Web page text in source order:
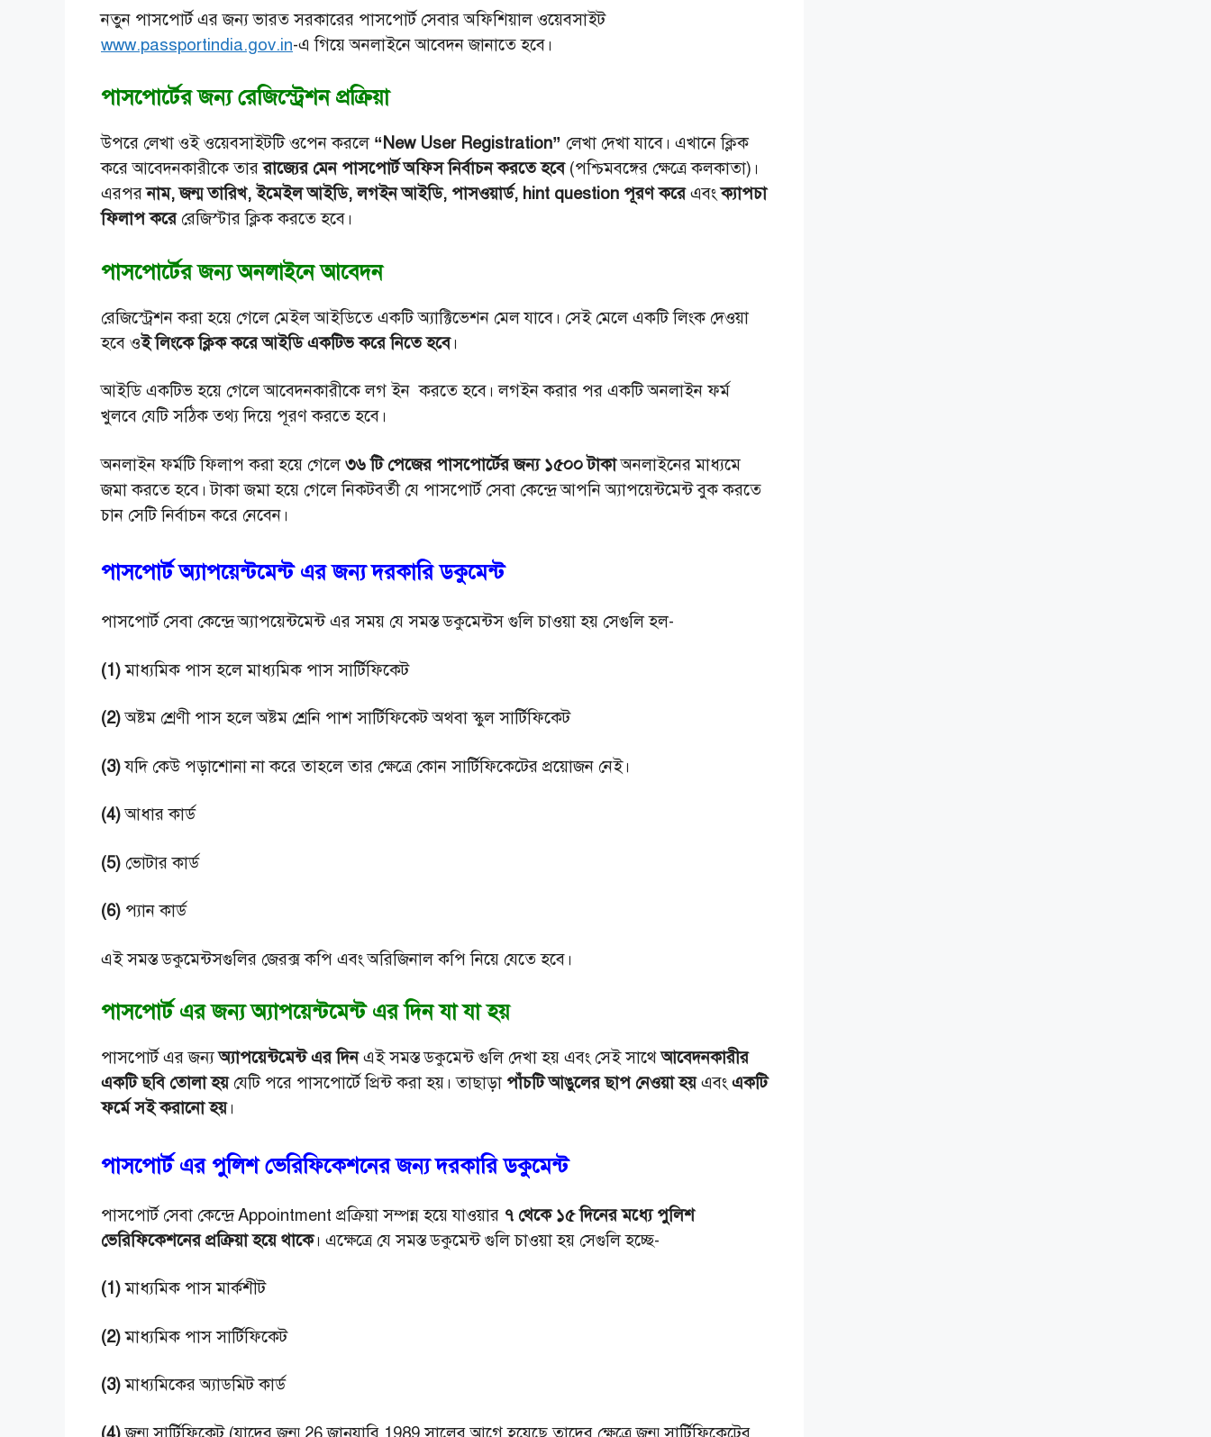
নতুন পাসপোর্ট এর জন্য ভারত সরকারের পাসপোর্ট সেবার অফিশিয়াল ওয়েবসাইট
www.passportindia.gov.in-এ গিয়ে অনলাইনে আবেদন জানাতে হবে।
পাসপোর্টের জন্য রেজিস্ট্রেশন প্রক্রিয়া
উপরে লেখা ওই ওয়েবসাইটটি ওপেন করলে“New User Registration” লেখা দেখা যাবে। এখানে ক্লিক
করে আবেদনকারীকে তাররাজ্যের মেন পাসপোর্ট অফিস নির্বাচন করতে হবে(পশ্চিমবঙ্গের ক্ষেত্রে কলকাতা)।
এরপরনাম, জন্ম তারিখ, ইমেইল আইডি, লগইন আইডি, পাসওয়ার্ড, hint question পূরণ করেএবংক্যাপচা
ফিলাপ করেরেজিস্টার ক্লিক করতে হবে।
পাসপোর্টের জন্য অনলাইনে আবেদন
রেজিস্ট্রেশন করা হয়ে গেলে মেইল আইডিতে একটি অ্যাক্টিভেশন মেল যাবে। সেই মেলে একটি লিংক দেওয়া
হবে ওই লিংকে ক্লিক করে আইডি একটিভ করে নিতে হবে।
আইডি একটিভ হয়ে গেলে আবেদনকারীকে লগ ইন করতে হবে। লগইন করার পর একটি অনলাইন ফর্ম
খুলবে যেটি সঠিক তথ্য দিয়ে পূরণ করতে হবে।
অনলাইন ফর্মটি ফিলাপ করা হয়ে গেলে৩৬ টি পেজের পাসপোর্টের জন্য ১৫০০ টাকাঅনলাইনের মাধ্যমে
জমা করতে হবে। টাকা জমা হয়ে গেলে নিকটবর্তী যে পাসপোর্ট সেবা কেন্দ্রে আপনি অ্যাপয়েন্টমেন্ট বুক করতে
চান সেটি নির্বাচন করে নেবেন।
পাসপোর্ট অ্যাপয়েন্টমেন্ট এর জন্য দরকারি ডকুমেন্ট
পাসপোর্ট সেবা কেন্দ্রে অ্যাপয়েন্টমেন্ট এর সময় যে সমস্ত ডকুমেন্টস গুলি চাওয়া হয় সেগুলি হল-
(1)মাধ্যমিক পাস হলে মাধ্যমিক পাস সার্টিফিকেট
(2)অষ্টম শ্রেণী পাস হলে অষ্টম শ্রেনি পাশ সার্টিফিকেট অথবা স্কুল সার্টিফিকেট
(3)যদি কেউ পড়াশোনা না করে তাহলে তার ক্ষেত্রে কোন সার্টিফিকেটের প্রয়োজন নেই।
(4)আধার কার্ড
(5) ভোটার কার্ড
(6) প্যান কার্ড
এই সমস্ত ডকুমেন্টসগুলির জেরক্স কপি এবং অরিজিনাল কপি নিয়ে যেতে হবে।
পাসপোর্ট এর জন্য অ্যাপয়েন্টমেন্ট এর দিন যা যা হয়
পাসপোর্ট এর জন্যঅ্যাপয়েন্টমেন্ট এর দিনএই সমস্ত ডকুমেন্ট গুলি দেখা হয় এবং সেই সাথেআবেদনকারীর
একটি ছবি তোলা হয়যেটি পরে পাসপোর্টে প্রিন্ট করা হয়। তাছাড়া পাঁচটি আঙুলের ছাপ নেওয়া হয়এবং একটি
ফর্মে সই করানো হয়।
পাসপোর্ট এর পুলিশ ভেরিফিকেশনের জন্য দরকারি ডকুমেন্ট
পাসপোর্ট সেবা কেন্দ্রে Appointment প্রক্রিয়া সম্পন্ন হয়ে যাওয়ার ৭ থেকে ১৫ দিনের মধ্যে পুলিশ
ভেরিফিকেশনের প্রক্রিয়া হয়ে থাকে। এক্ষেত্রে যে সমস্ত ডকুমেন্ট গুলি চাওয়া হয় সেগুলি হচ্ছে-
(1)মাধ্যমিক পাস মার্কশীট
(2)মাধ্যমিক পাস সার্টিফিকেট
(3)মাধ্যমিকের অ্যাডমিট কার্ড
(4)জন্ম সার্টিফিকেট (যাদের জন্ম 26 জানুয়ারি 1989 সালের আগে হয়েছে তাদের ক্ষেত্রে জন্ম সার্টিফিকেটের